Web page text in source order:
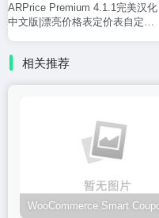
ARPrice Premium 4.1.1完美汉化
中文版|漂亮价格表定价表自定义
相关推荐